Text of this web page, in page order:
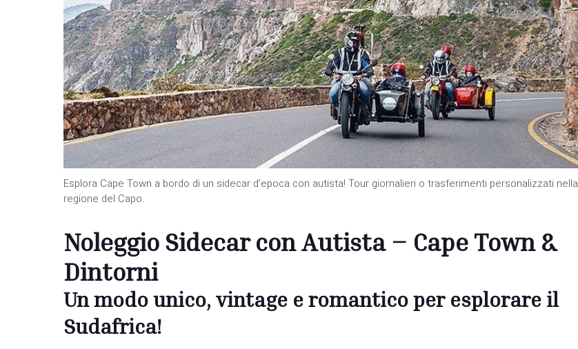
Esplora Cape Town a bordo di un sidecar d’epoca con autista! Tour giornalieri o trasferimenti personalizzati nella
regione del Capo.
Noleggio Sidecar con Autista – Cape Town &
Dintorni
Un modo unico, vintage e romantico per esplorare il
Sudafrica!